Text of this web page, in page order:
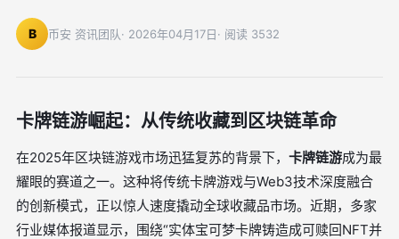
B 币安 资讯团队· 2026年04月17日· 阅读 3532
卡牌链游崛起：从传统收藏到区块链革命
在2025年区块链游戏市场迅猛复苏的背景下， 卡牌链游成为最
耀眼的赛道之一。这种将传统卡牌游戏与Web3技术深度融合
的创新模式，正以惊人速度撬动全球收藏品市场。近期，多家
行业媒体报道显示，围绕“实体宝可梦卡牌铸造成可赎回NFT并